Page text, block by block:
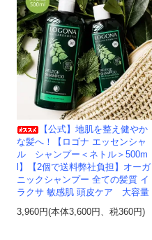
【公式】地肌を整え健やか
な髪へ！【ロゴナ エッセンシャ
ル シャンプー＜ネトル＞500m
l】【2個で送料弊社負担】オーガ
ニックシャンプー 全ての髪質 イ
ラクサ 敏感肌 頭皮ケア 大容量
3,960円(本体3,600円、税360円)